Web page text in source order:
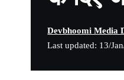
Last updated: 13/
Devbhoomi Media